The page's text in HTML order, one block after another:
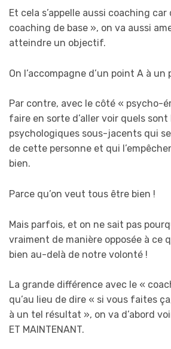
Et cela s’appelle aussi coaching
coaching de base », on va aussi
atteindre un objectif.
On l’accompagne d’un point A à un
Par contre, avec le côté « psycho-
faire en sorte d’aller voir quels sont
psychologiques sous-jacents qui
de cette personne et qui
bien.
Parce qu’on veut tous être bien !
Mais parfois, et on ne sait pas
vraiment de manière opposée à ce
bien au-delà de notre volonté !
La grande différence avec le «
qu’au lieu de dire « si vous faites
à un tel résultat », on va d’abord voir
ET MAINTENANT.